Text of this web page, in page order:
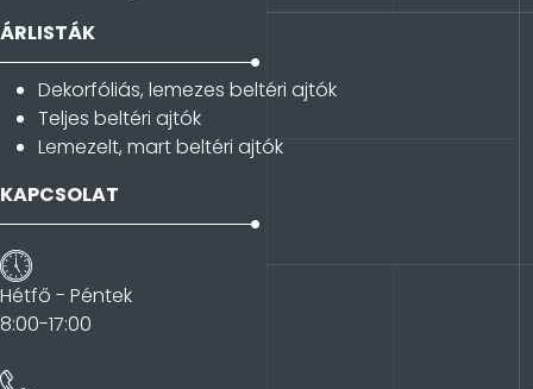
ÁRLISTÁK
Dekorfóliás, lemezes beltéri ajtók
Teljes beltéri ajtók
Lemezelt, mart beltéri ajtók
KAPCSOLAT
Hétfő - Péntek
8:00-17:00